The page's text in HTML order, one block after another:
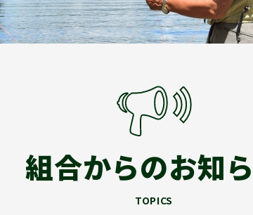
組合からのお知
TOPICS